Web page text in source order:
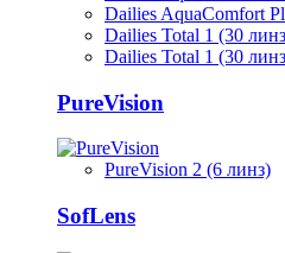
Dailies AquaComfort
Dailies Total 1 (30
Dailies Total 1 (30
PureVision
PureVision 2 (6 линз)
SofLens